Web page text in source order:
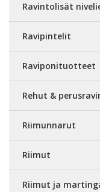
Ravintolisät
Ravipintelit
Raviponituotteet
Rehut &
Riimunnarut
Riimut
Riimut ja